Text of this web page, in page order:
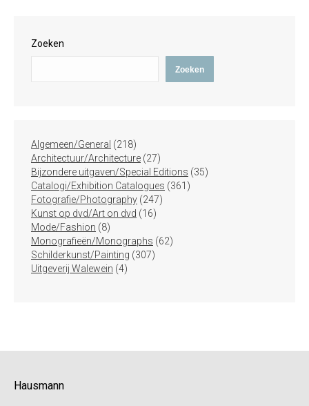
Zoeken
Zoeken
Algemeen/General 218218
producten
Architectuur/Architecture 2727
producten
Bijzondere uitgaven/Special Editions 3535
Catalogi/Exhibition Catalogues 361 361
Fotografie/Photography 247247
Kunst op dvd/Art on dvd 1616
Mode/Fashion 88
producten
Monografieën/Monographs 6262
Schilderkunst/Painting 307307
Uitgeverij Walewein 44
Hausmann